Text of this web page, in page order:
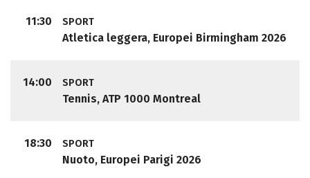
11:30 SPORT
Atletica leggera, Europei Birmingham 2026
14:00 SPORT
Tennis, ATP 1000 Montreal
18:30 SPORT
Nuoto, Europei Parigi 2026